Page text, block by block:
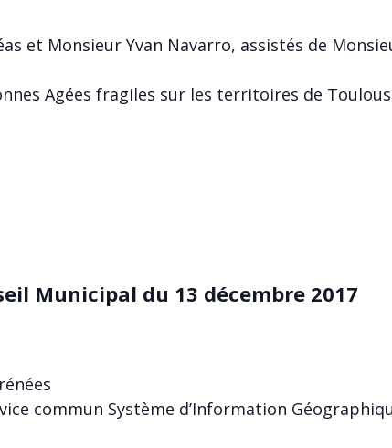
et Monsieur Yvan Navarro, assistés de
Agées fragiles sur les territoires de
Municipal du 13 décembre 2017
commun Système d’Information